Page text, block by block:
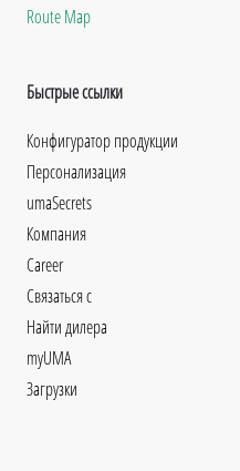
Route Map
Быстрые ссылки
Конфигуратор продукции
Персонализация
umaSecrets
Компания
Career
Связаться с
Найти дилера
myUMA
Загрузки